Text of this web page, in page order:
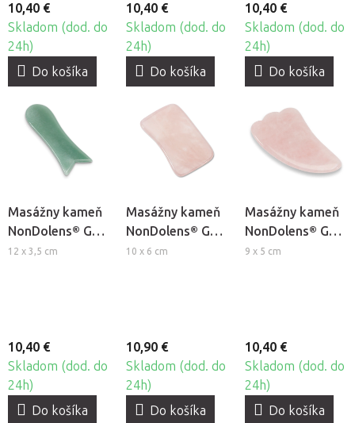
10,40 €
Skladom (dod. do
24h)
Do košíka
10,40 €
Skladom (dod. do
24h)
Do košíka
10,40 €
Skladom (dod. do
24h)
Do košíka
Masážny kameň
NonDolens® Gua
Sha ryba -
12 x 3,5 cm
10,40 €
Skladom (dod. do
24h)
Do košíka
Masážny kameň
NonDolens® Gua
Sha obdĺžnik -
10 x 6 cm
10,90 €
Skladom (dod. do
24h)
Do košíka
Masážny kameň
NonDolens® Gua
Sha plutva -
9 x 5 cm
10,40 €
Skladom (dod. do
24h)
Do košíka